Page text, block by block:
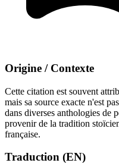
Origine / Contexte
Cette citation est souvent
mais sa source exacte n'est
dans diverses anthologies de
provenir de la tradition
française.
Traduction (EN)